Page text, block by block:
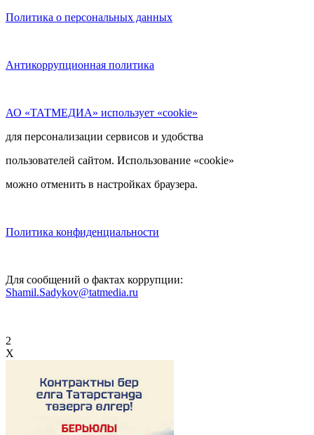
Политика о персональных данных
Антикоррупционная политика
АО «ТАТМЕДИА» использует «cookie»
для персонализации сервисов и удобства
пользователей сайтом. Использование «cookie»
можно отменить в настройках браузера.
Политика конфиденциальности
Для сообщений о фактах коррупции:
Shamil.Sadykov@tatmedia.ru
2
X